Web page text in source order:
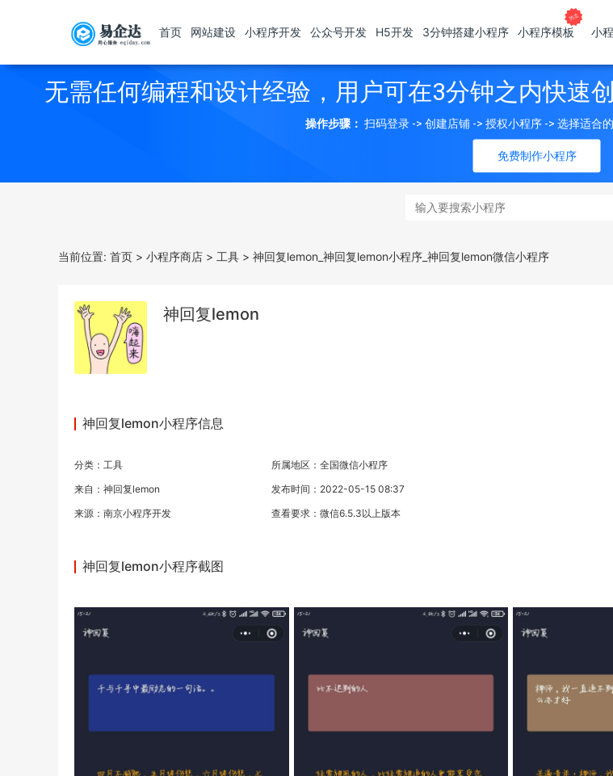
首页 网站建设 小程序开发 公众号开发 H5开发 3分钟搭建小程序 小程序模板 小
无需任何编程和设计经验，用户可在3分钟之内快速
免费制作小程序
操作步骤： 扫码登录 -> 创建店铺 -> 授权小程序 -> 选择适合
当前位置: 首页 > 小程序商店 > 工具 > 神回复lemon_神回复lemon小程序_神回复lemon微信小程序
神回复lemon
神回复lemon小程序信息
分类： 工具
所属地区：全国微信小程序
来自：神回复lemon
发布时间：2022-05-15 08:37
来源： 南京小程序开发 查看要求：微信6.5.3以上版本
神回复lemon小程序截图